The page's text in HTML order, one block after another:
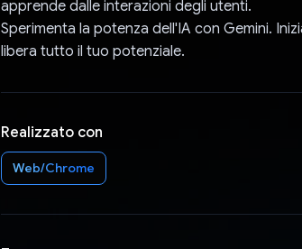
apprende dalle interazioni degli utenti.
Sperimenta la potenza dell'IA con Gemini.
libera tutto il tuo potenziale.
Realizzato con
Web/Chrome